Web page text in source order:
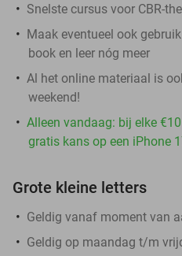
Snelste cursus voor CBR-
Maak eventueel ook
book en leer nóg meer
Al het online materiaal is
weekend!
Alleen vandaag: bij elke
gratis kans op een iPhone
Grote kleine letters
Geldig vanaf moment van
Geldig op maandag t/m